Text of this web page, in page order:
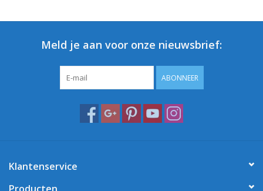
Meld je aan voor onze nieuwsbrief:
ABONNEER
Klantenservice